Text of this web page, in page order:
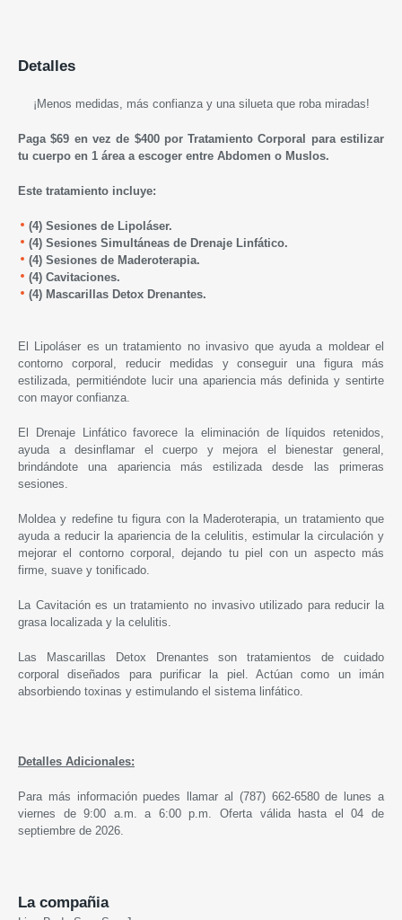
Detalles
¡Menos medidas, más confianza y una silueta que roba miradas!
Paga $69 en vez de $400 por Tratamiento Corporal para estilizar
tu cuerpo en 1 área a escoger entre Abdomen o Muslos.
Este tratamiento incluye:
(4) Sesiones de Lipoláser.
(4) Sesiones Simultáneas de Drenaje Linfático.
(4) Sesiones de Maderoterapia.
(4) Cavitaciones.
(4) Mascarillas Detox Drenantes.
El Lipoláser es un tratamiento no invasivo que ayuda a moldear el
contorno corporal, reducir medidas y conseguir una figura más
estilizada, permitiéndote lucir una apariencia más definida y sentirte
con mayor confianza.
El Drenaje Linfático favorece la eliminación de líquidos retenidos,
ayuda a desinflamar el cuerpo y mejora el bienestar general,
brindándote una apariencia más estilizada desde las primeras
sesiones.
Moldea y redefine tu figura con la Maderoterapia, un tratamiento que
ayuda a reducir la apariencia de la celulitis, estimular la circulación y
mejorar el contorno corporal, dejando tu piel con un aspecto más
firme, suave y tonificado.
La Cavitación es un tratamiento no invasivo utilizado para reducir la
grasa localizada y la celulitis.
Las Mascarillas Detox Drenantes son tratamientos de cuidado
corporal diseñados para purificar la piel. Actúan como un imán
absorbiendo toxinas y estimulando el sistema linfático.
Detalles Adicionales:
Para más información puedes llamar al (787) 662-6580 de lunes a
viernes de 9:00 a.m. a 6:00 p.m. Oferta válida hasta el 04 de
septiembre de 2026.
La compañia